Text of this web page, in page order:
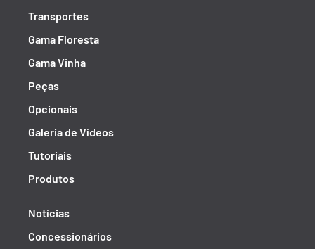
Transportes
Gama Floresta
Gama Vinha
Peças
Opcionais
Galeria de Vídeos
Tutoriais
Produtos
Notícias
Concessionários